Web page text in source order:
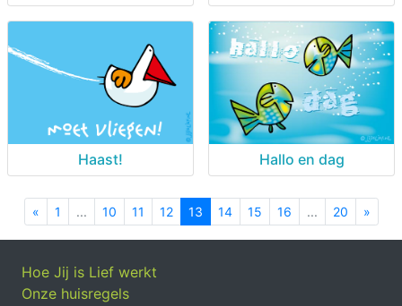
Haast! Hallo en dag
« Previous
1 ... 10 11 12 13 14 15 16 ... 20 »
Hoe Jij is Lief werkt
Onze huisregels